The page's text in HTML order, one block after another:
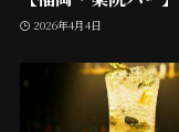
2026年4月4日